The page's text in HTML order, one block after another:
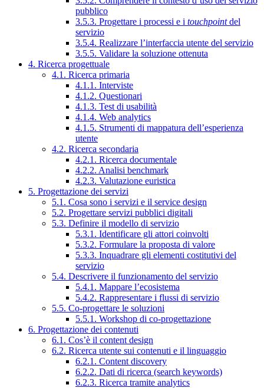
pubblico
3.5.3. Progettare i processi e i touchpointdel
servizio
3.5.4. Realizzare l’interfaccia utente del servizio
3.5.5. Validare la soluzione ottenuta
4. Ricerca progettuale
4.1. Ricerca primaria
4.1.1. Interviste
4.1.2. Questionari
4.1.3. Test di usabilità
4.1.4. Web analytics
4.1.5. Strumenti di mappatura dell’esperienza
utente
4.2. Ricerca secondaria
4.2.1. Ricerca documentale
4.2.2. Analisi benchmark
4.2.3. Valutazione euristica
5. Progettazione dei servizi
5.1. Cosa sono i servizi e il service design
5.2. Progettare servizi pubblici digitali
5.3. Definire il modello di servizio
5.3.1. Identificare gli attori coinvolti
5.3.2. Formulare la proposta di valore
5.3.3. Inquadrare gli elementi costitutivi del
servizio
5.4. Descrivere il funzionamento del servizio
5.4.1. Mappare l’ecosistema
5.4.2. Rappresentare i flussi di servizio
5.5. Co-progettare le soluzioni
5.5.1. Workshop di co-progettazione
6. Progettazione dei contenuti
6.1. Cos’è il content design
6.2. Ricerca utente sui contenuti e il linguaggio
6.2.1. Content discovery
6.2.2. Dati di ricerca (search keywords)
6.2.3. Ricerca tramite analytics